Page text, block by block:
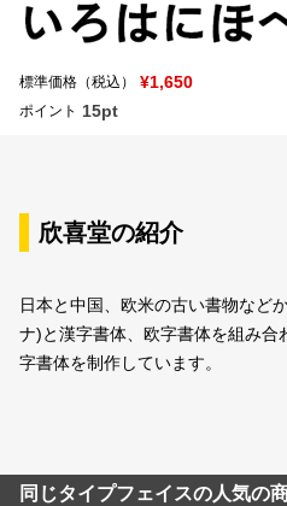
標準価格（税込） ¥1,650
ポイント 15pt
欣喜堂の紹介
日本と中国、欧米の古い書物など
ナ)と漢字書体、欧字書体を組み合
字書体を制作しています。
同じタイプフェイスの人気の